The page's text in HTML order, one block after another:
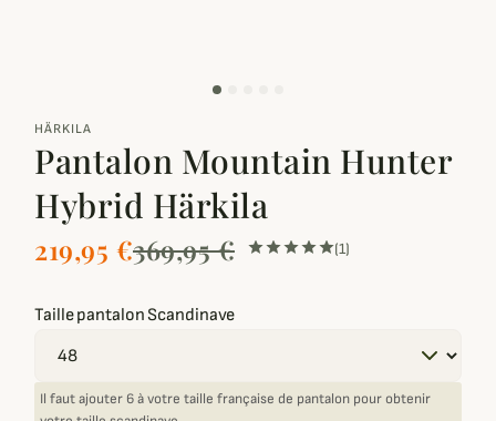
HÄRKILA
Pantalon Mountain Hunter
Hybrid Härkila
219,95 €369,95 € (1)
Taille pantalon Scandinave
Il faut ajouter 6 à votre taille française de pantalon pour obtenir